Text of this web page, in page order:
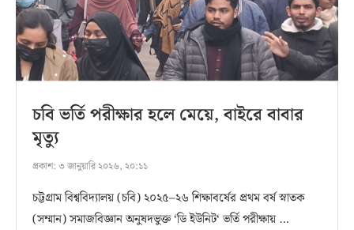
চবি ভর্তি পরীক্ষার হলে মেয়ে, বাইরে বাবার
মৃত্যু
প্রকাশ: ৩ জানুয়ারি ২০২৬, ২০:১১
চট্টগ্রাম বিশ্ববিদ্যালয় (চবি) ২০২৫–২৬ শিক্ষাবর্ষের প্রথম বর্ষ স্নাতক
(সম্মান) সমাজবিজ্ঞান অনুষদভুক্ত ‘ডি ইউনিট‘ ভর্তি পরীক্ষায় …